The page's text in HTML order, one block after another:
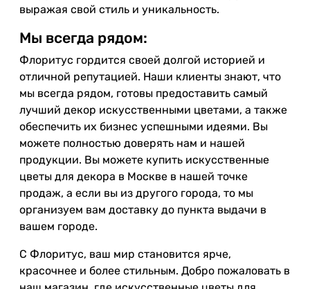
выражая свой стиль и уникальность.
Мы всегда рядом:
Флоритус гордится своей долгой историей и
отличной репутацией. Наши клиенты знают, что
мы всегда рядом, готовы предоставить самый
лучший декор искусственными цветами, а также
обеспечить их бизнес успешными идеями. Вы
можете полностью доверять нам и нашей
продукции. Вы можете купить искусственные
цветы для декора в Москве в нашей точке
продаж, а если вы из другого города, то мы
организуем вам доставку до пункта выдачи в
вашем городе.
С Флоритус, ваш мир становится ярче,
красочнее и более стильным. Добро пожаловать в